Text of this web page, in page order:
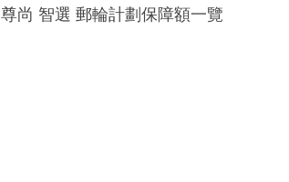
尊尚 智選 郵輪計劃保障額一覽